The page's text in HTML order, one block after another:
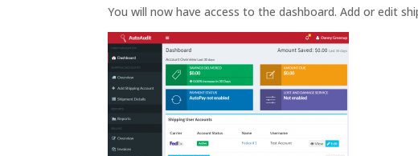
You will now have access to the dashboard. Add or edit